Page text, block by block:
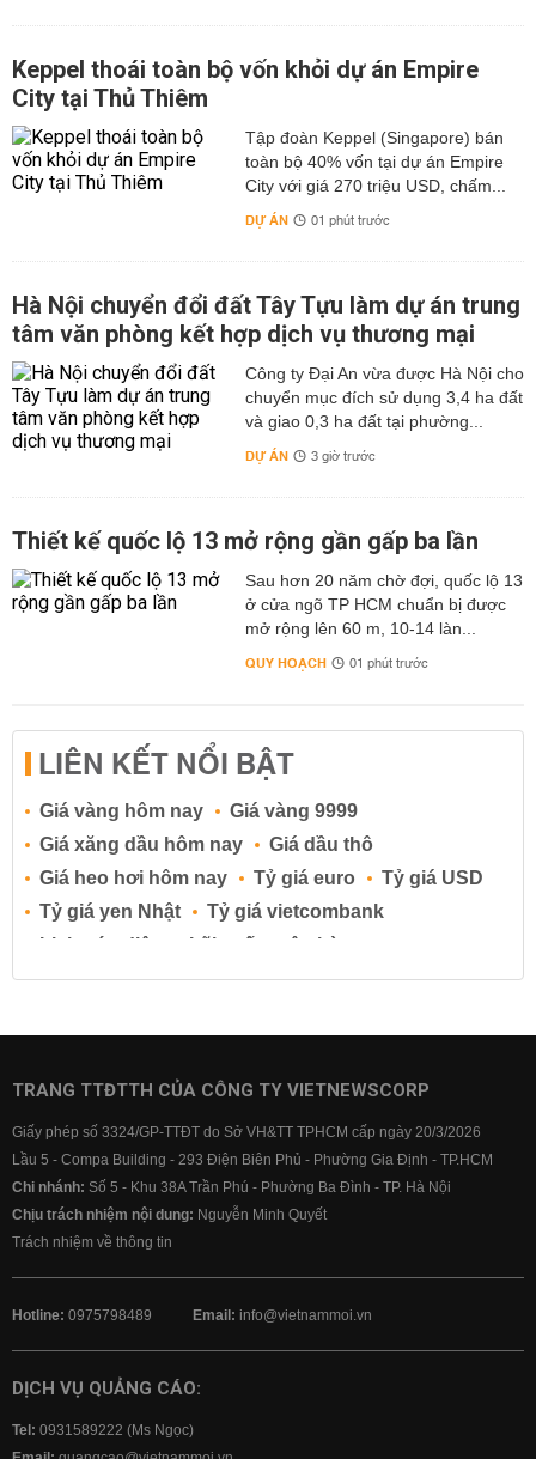
Keppel thoái toàn bộ vốn khỏi dự án Empire
City tại Thủ Thiêm
Tập đoàn Keppel (Singapore) bán
toàn bộ 40% vốn tại dự án Empire
City với giá 270 triệu USD, chấm...
DỰ ÁN 01 phút trước
Hà Nội chuyển đổi đất Tây Tựu làm dự án trung
tâm văn phòng kết hợp dịch vụ thương mại
Công ty Đại An vừa được Hà Nội cho
chuyển mục đích sử dụng 3,4 ha đất
và giao 0,3 ha đất tại phường...
DỰ ÁN 3 giờ trước
Thiết kế quốc lộ 13 mở rộng gần gấp ba lần
Sau hơn 20 năm chờ đợi, quốc lộ 13
ở cửa ngõ TP HCM chuẩn bị được
mở rộng lên 60 m, 10-14 làn...
QUY HOẠCH 01 phút trước
LIÊN KẾT NỔI BẬT
Giá vàng hôm nay
Giá vàng 9999
Giá xăng dầu hôm nay
Giá dầu thô
Giá heo hơi hôm nay
Tỷ giá euro
Tỷ giá USD
Tỷ giá yen Nhật
Tỷ giá vietcombank
Lịch cúp điện
Lãi suất ngân hàng
Lãi suất tiết kiệm
Lãi suất tiền gửi
Lãi suất ngân hàng BIDV
Lãi suất ngân hàng Vietcombank
TRANG TTĐTTH CỦA CÔNG TY VIETNEWSCORP
Giấy phép số 3324/GP-TTĐT do Sở VH&TT TPHCM cấp ngày 20/3/2026
Lầu 5 - Compa Building - 293 Điện Biên Phủ - Phường Gia Định - TP.HCM
Chi nhánh: Số 5 - Khu 38A Trần Phú - Phường Ba Đình - TP. Hà Nội
Chịu trách nhiệm nội dung: Nguyễn Minh Quyết
Trách nhiệm về thông tin
Hotline: 0975798489 Email: info@vietnammoi.vn
DỊCH VỤ QUẢNG CÁO:
Tel: 0931589222 (Ms Ngọc)